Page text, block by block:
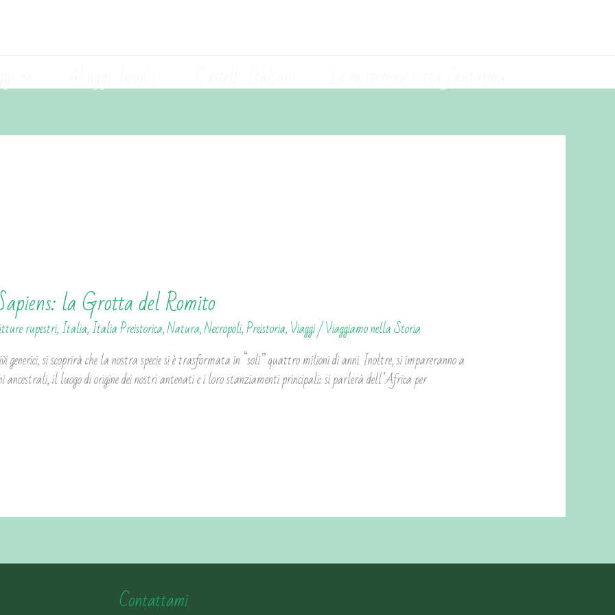
la Grotta del Romito
rupestri,Italia,Italia Preistorica,Natura,Necropoli,Preistoria,Viaggi/Viaggiamo nella Storia
generici, si scoprirà che la nostra specie si è trasformata in “soli” quattro milioni di anni. Inoltre, si impareranno a
ancestrali, il luogo di origine dei nostri antenati e i loro stanziamenti principali: si parlerà dell’Africa per
Contattami